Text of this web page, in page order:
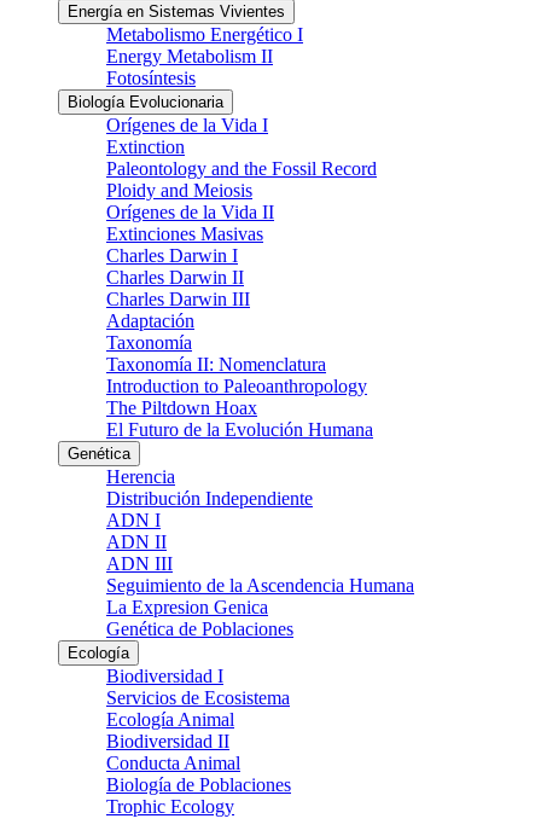
Energía en Sistemas Vivientes
Metabolismo Energético I
Energy Metabolism II
Fotosíntesis
Biología Evolucionaria
Orígenes de la Vida I
Extinction
Paleontology and the Fossil Record
Ploidy and Meiosis
Orígenes de la Vida II
Extinciones Masivas
Charles Darwin I
Charles Darwin II
Charles Darwin III
Adaptación
Taxonomía
Taxonomía II: Nomenclatura
Introduction to Paleoanthropology
The Piltdown Hoax
El Futuro de la Evolución Humana
Genética
Herencia
Distribución Independiente
ADN I
ADN II
ADN III
Seguimiento de la Ascendencia Humana
La Expresion Genica
Genética de Poblaciones
Ecología
Biodiversidad I
Servicios de Ecosistema
Ecología Animal
Biodiversidad II
Conducta Animal
Biología de Poblaciones
Trophic Ecology